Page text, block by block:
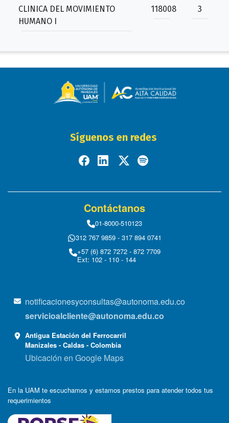
CLINICA DEL MOVIMIENTO
HUMANO I
118008 3
Síguenos en redes
Contáctanos
01-8000-510123
312 767 9859 - 317 894 0741
+57 (6) 872 7272 - 872 7709
Ext: 102 - 110 - 144
notificacionesyconsultas@autonoma.edu.co
servicioalcliente@autonoma.edu.co
Antigua Estación del Ferrocarril
Manizales - Caldas - Colombia
Ubicación en Google Maps
En la UAM te escuchamos y estamos prestos para atender todos tus
requerimientos